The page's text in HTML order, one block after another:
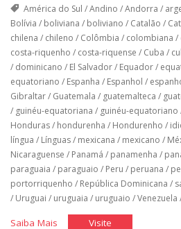
América do Sul /Andino /Andorra /
Bolívia / boliviana / boliviano / Catalão /
chilena / chileno / Colômbia / colombiana /
costa-riquenho / costa-riquense / Cuba /
/ dominicano / El Salvador/ Equador/
equatoriano / Espanha / Espanhol /
Gibraltar/ Guatemala / guatemalteca /
/ guinéu-equatoriana / guinéu-equatoriano
Honduras/ hondurenha / Hondurenho /
língua / Línguas/ mexicana / mexicano /
Nicaraguense / Panamá / panamenha /
paraguaia / paraguaio / Peru / peruana /
portorriquenho / República Dominicana /
/ Uruguai / uruguaia / uruguaio /Venezuela
Saiba Mais"EspanholVisite"Espanhol